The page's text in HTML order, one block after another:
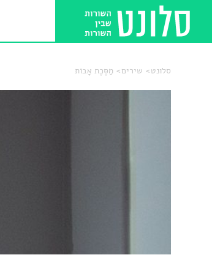
סלונט שירים מַסֶּכֶת אָבוֹת